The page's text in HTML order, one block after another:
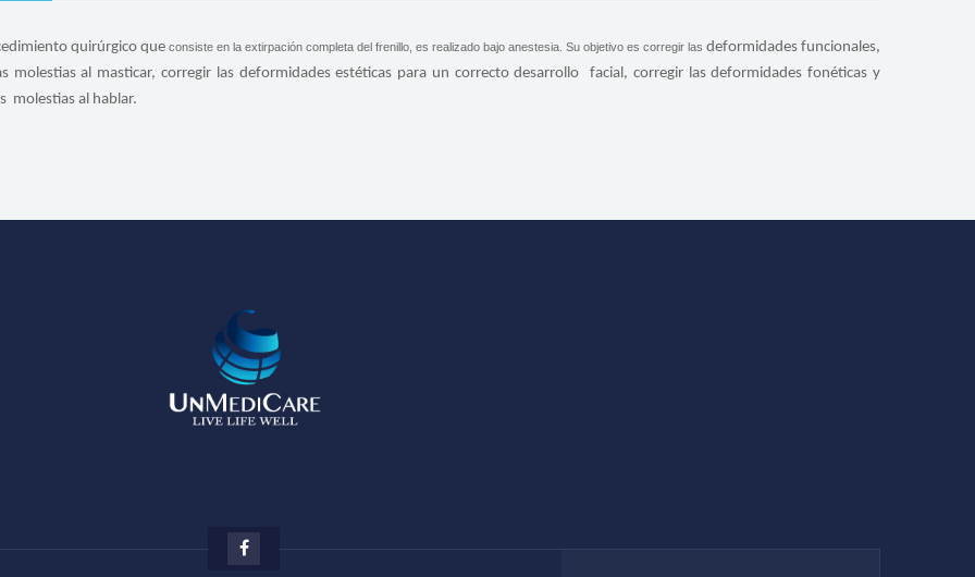
quirúrgico que consiste en la extirpación completa del frenillo, es realizado bajo anestesia. Su objetivo es corregir las deformidades funcionales,
molestias al masticar, corregir las deformidades estéticas para un correcto desarrollo facial, corregir las deformidades fonéticas y
molestias al hablar.